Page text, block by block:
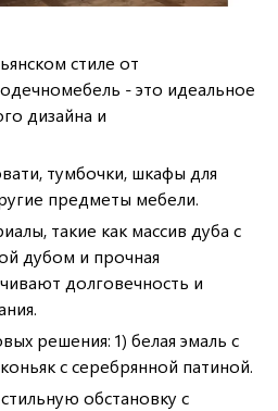
стиле от
- это идеальное
дизайна и
тумбочки, шкафы для
предметы мебели.
такие как массив дуба с
дубом и прочная
долговечность и
решения: 1) белая эмаль с
с серебрянной патиной.
обстановку с